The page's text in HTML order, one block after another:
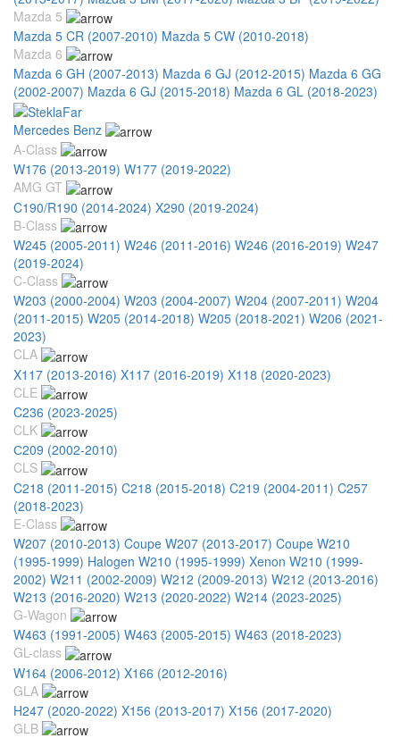
Mazda 5
Mazda 5 CR (2007-2010) Mazda 5 CW (2010-2018)
Mazda 6
Mazda 6 GH (2007-2013) Mazda 6 GJ (2012-2015) Mazda 6 GG
(2002-2007) Mazda 6 GJ (2015-2018) Mazda 6 GL (2018-2023)
Mercedes Benz
A-Class
W176 (2013-2019) W177 (2019-2022)
AMG GT
C190/R190 (2014-2024) X290 (2019-2024)
B-Class
W245 (2005-2011) W246 (2011-2016) W246 (2016-2019) W247
(2019-2024)
C-Class
W203 (2000-2004) W203 (2004-2007) W204 (2007-2011) W204
(2011-2015) W205 (2014-2018) W205 (2018-2021) W206 (2021-
2023)
CLA
X117 (2013-2016) X117 (2016-2019) X118 (2020-2023)
CLE
C236 (2023-2025)
CLK
С209 (2002-2010)
CLS
C218 (2011-2015) C218 (2015-2018) C219 (2004-2011) C257
(2018-2023)
E-Class
W207 (2010-2013) Coupe W207 (2013-2017) Coupe W210
(1995-1999) Halogen W210 (1995-1999) Xenon W210 (1999-
2002) W211 (2002-2009) W212 (2009-2013) W212 (2013-2016)
W213 (2016-2020) W213 (2020-2022) W214 (2023-2025)
G-Wagon
W463 (1991-2005) W463 (2005-2015) W463 (2018-2023)
GL-class
W164 (2006-2012) X166 (2012-2016)
GLA
H247 (2020-2022) X156 (2013-2017) X156 (2017-2020)
GLB